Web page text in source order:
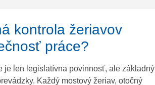
kontrola žeriavov
práce?
je len legislatívna povinnosť, ale základný
Každý mostový žeriav, otočný